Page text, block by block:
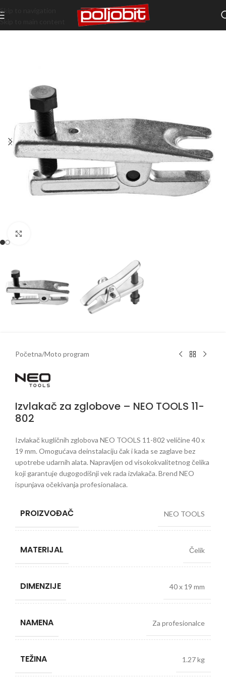
Skip to navigation
Skip to main content
Početna/Moto program
Izvlakač za zglobove – NEO TOOLS 11-
802
Izvlakač kugličnih zglobova NEO TOOLS 11-802 veličine 40 x
19 mm. Omogućava deinstalaciju čak i kada se zaglave bez
upotrebe udarnih alata. Napravljen od visokokvalitetnog čelika
koji garantuje dugogodišnji vek rada izvlakača. Brend NEO
ispunjava očekivanja profesionalaca.
PROIZVOĐAČ NEO TOOLS
MATERIJAL Čelik
DIMENZIJE 40 x 19 mm
NAMENA Za profesionalce
TEŽINA 1.27 kg